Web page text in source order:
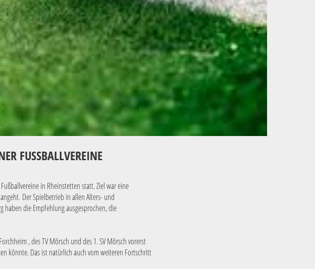
FUSSBALLVEREINE
in Rheinstetten statt. Ziel war eine
Der Spielbetrieb in allen Alters- und
haben die Empfehlung ausgesprochen, die
, des TV Mörsch und des 1. SV Mörsch vorerst
könnte. Das ist natürlich auch vom weiteren Fortschritt